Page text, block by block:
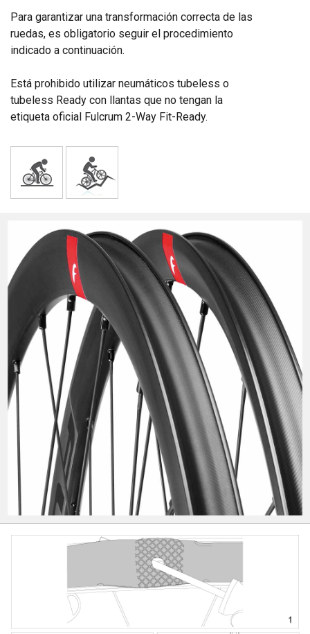
Para garantizar una transformación correcta de las
ruedas, es obligatorio seguir el procedimiento
indicado a continuación.
Está prohibido utilizar neumáticos tubeless o
tubeless Ready con llantas que no tengan la
etiqueta oficial Fulcrum 2-Way Fit-Ready.